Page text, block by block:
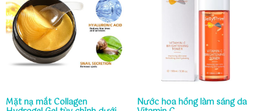
Mặt nạ mắt Collagen Nước hoa hồng làm sáng da